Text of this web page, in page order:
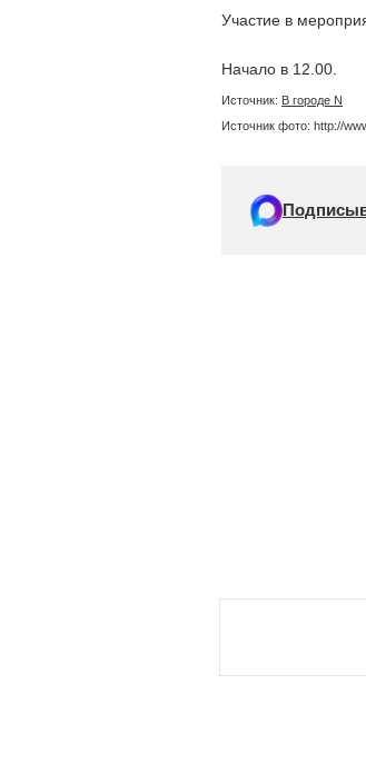
Участие в
Начало в 12.00.
Источник: В городе N
Источник фото: http://